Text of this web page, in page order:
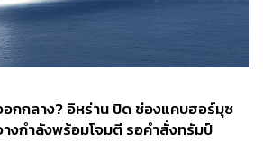
อกกลาง? อิหร่าน ปิด ช่องแคบฮอร์มุซ
งกำลังพร้อมโจมตี รอคำสั่งทรัมป์